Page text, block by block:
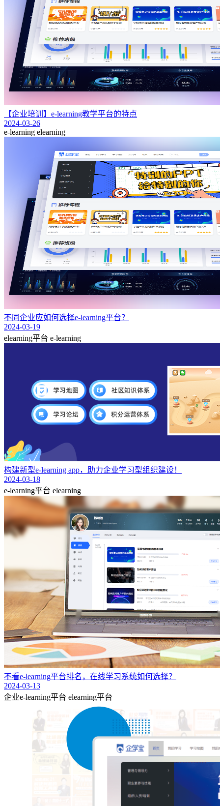
【企业培训】e-learning教学平台的特点
2024-03-26
e-learning elearning
不同企业应如何选择e-learning平台？
2024-03-19
elearning平台 e-learning
构建新型e-learning app，助力企业学习型组织建设！
2024-03-18
e-learning平台 elearning
不看e-learning平台排名，在线学习系统如何选择？
2024-03-13
企业e-learning平台 elearning平台